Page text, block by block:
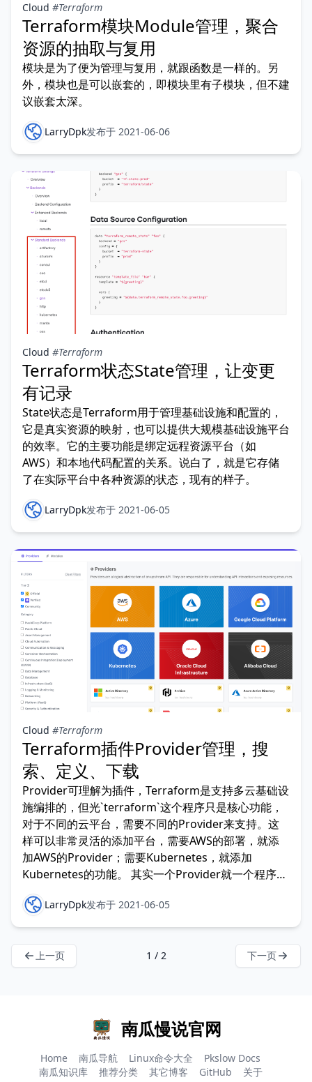
Cloud #Terraform
Terraform模块Module管理，聚合
资源的抽取与复用
模块是为了便为管理与复用，就跟函数是一样的。另
外，模块也是可以嵌套的，即模块里有子模块，但不建
议嵌套太深。
LarryDpk发布于 2021-06-06
Cloud #Terraform
Terraform状态State管理，让变更
有记录
State状态是Terraform用于管理基础设施和配置的，
它是真实资源的映射，也可以提供大规模基础设施平台
的效率。它的主要功能是绑定远程资源平台（如
AWS）和本地代码配置的关系。说白了，就是它存储
了在实际平台中各种资源的状态，现有的样子。
LarryDpk发布于 2021-06-05
Cloud #Terraform
Terraform插件Provider管理，搜
索、定义、下载
Provider可理解为插件，Terraform是支持多云基础设
施编排的，但光`terraform`这个程序只是核心功能，
对于不同的云平台，需要不同的Provider来支持。这
样可以非常灵活的添加平台，需要AWS的部署，就添
加AWS的Provider；需要Kubernetes，就添加
Kubernetes的功能。 其实一个Provider就一个程序，
它是一个独立的进程，terrafrom会跟Provider通信，
以完成所有功能。
LarryDpk发布于 2021-06-05
上一页 1 / 2 下一页
南瓜慢说官网
Home 南瓜导航 Linux命令大全
Pkslow Docs
南瓜知识库
推荐分类 其它博客 GitHub 关于